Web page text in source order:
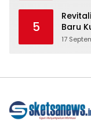
5
Baru
17